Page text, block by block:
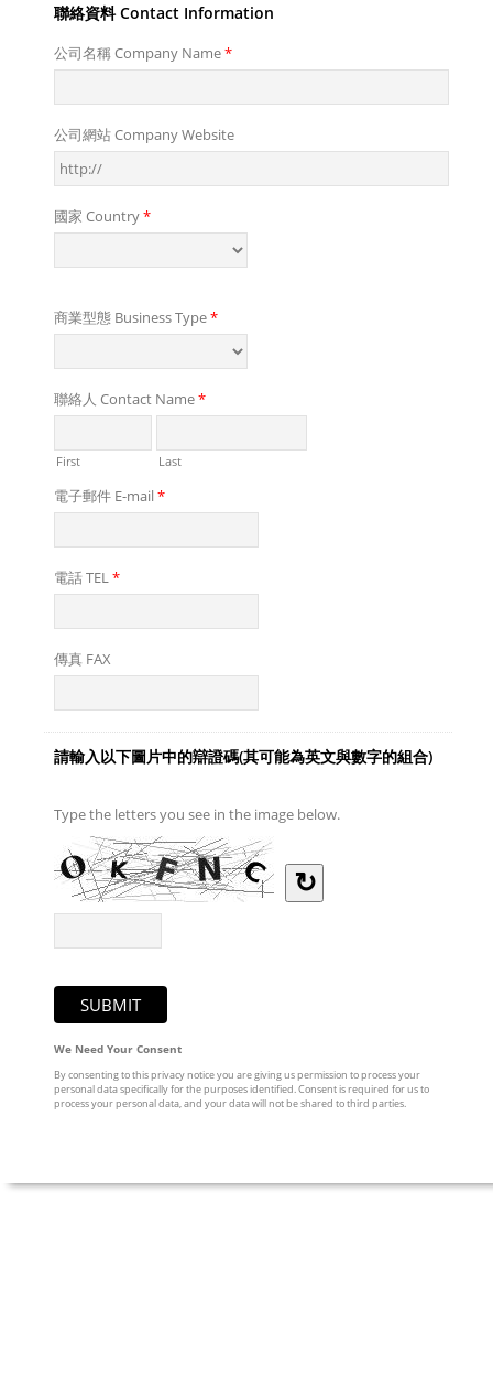
聯絡資料 Contact Information
公司名稱 Company Name*
公司網站 Company Website
國家 Country*
商業型態 Business Type*
聯絡人 Contact Name*
First Last
電子郵件 E-mail*
電話 TEL*
傳真 FAX
請輸入以下圖片中的辯證碼(其可能為英文與數字的組合)
Type the letters you see in the image below.
↻
We Need Your Consent
By consenting to this privacy notice you are giving us permission to process your
personal data specifically for the purposes identified. Consent is required for us to
process your personal data, and your data will not be shared to third parties.